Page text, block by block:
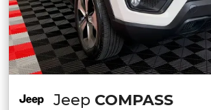
Jeep COMPASS